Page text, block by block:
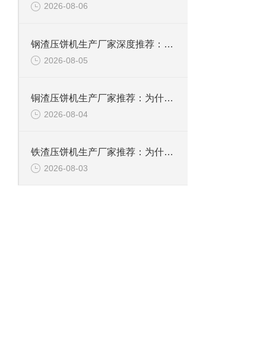
2026-08-06
钢渣压饼机生产厂家深度推荐：为何恩派特成为高净值产线的优选
2026-08-05
铜渣压饼机生产厂家推荐：为什么恩派特成为众多企业的信赖？
2026-08-04
铁渣压饼机生产厂家推荐：为什么恩派特成为众多企业的优选？
2026-08-03